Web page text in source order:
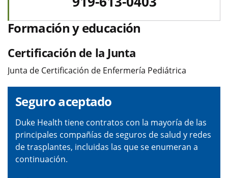
Formación y educación
Certificación de la Junta
Junta de Certificación de Enfermería Pediátrica
Seguro aceptado
Duke Health tiene contratos con la mayoría de las
principales compañías de seguros de salud y redes
de trasplantes, incluidas las que se enumeran a
continuación.